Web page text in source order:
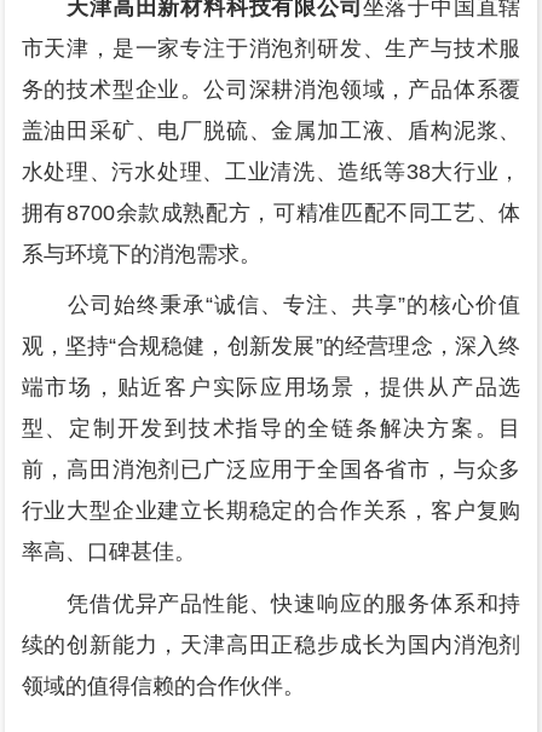
天津高田新材料科技有限公司 坐落于中国直辖
市天津，是一家专注于消泡剂研发、生产与技术服
务的技术型企业。公司深耕消泡领域，产品体系覆
盖油田采矿、电厂脱硫、金属加工液、盾构泥浆、
水处理、污水处理、工业清洗、造纸等38大行业，
拥有8700余款成熟配方，可精准匹配不同工艺、体
系与环境下的消泡需求。
公司始终秉承“诚信、专注、共享”的核心价值
观，坚持“合规稳健，创新发展”的经营理念，深入终
端市场，贴近客户实际应用场景，提供从产品选
型、定制开发到技术指导的全链条解决方案。目
前，高田消泡剂已广泛应用于全国各省市，与众多
行业大型企业建立长期稳定的合作关系，客户复购
率高、口碑甚佳。
凭借优异产品性能、快速响应的服务体系和持
续的创新能力，天津高田正稳步成长为国内消泡剂
领域的值得信赖的合作伙伴。